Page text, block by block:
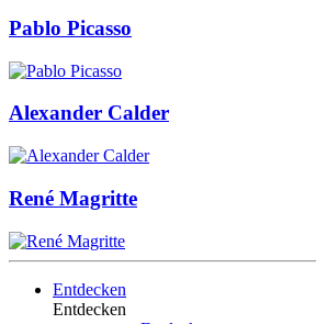
Pablo Picasso
Alexander Calder
René Magritte
Entdecken
Entdecken